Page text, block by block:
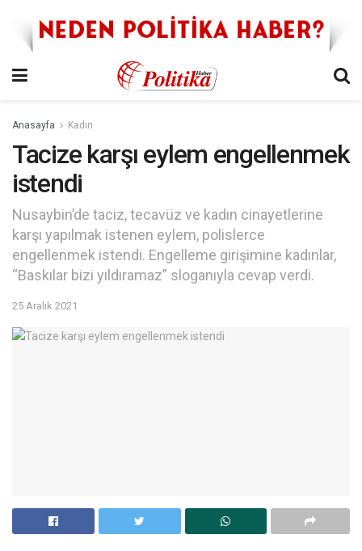
Anasayfa Kadın
Tacize karşı eylem engellenmek
istendi
Nusaybin’de taciz, tecavüz ve kadın cinayetlerine
karşı yapılmak istenen eylem, polislerce
engellenmek istendi. Engelleme girişimine kadınlar,
“Baskılar bizi yıldıramaz” sloganıyla cevap verdi.
25 Aralık 2021